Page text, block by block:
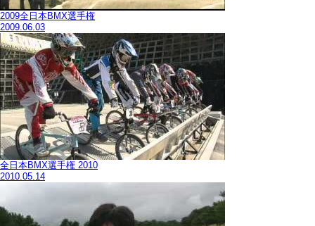
2009全日本BMX選手権
2009.06.03
全日本BMX選手権 2010
2010.05.14